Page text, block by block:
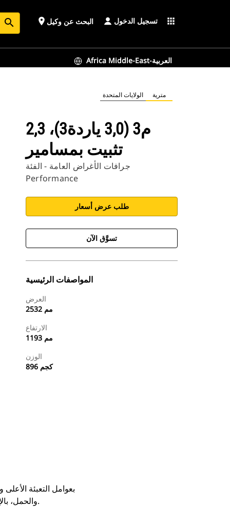
search place البحث عن وكيل تسجيل الدخول apps
Africa Middle-East-العربية
الولايات المتحدة مترية
2,3 م3 (3,0 ياردة3)،
تثبيت بمسامير
جرافات الأغراض العامة - الفئة
Performance
طلب عرض أسعار
تسوَّق الآن
المواصفات الرئيسية
العرض
2532 مم
الارتفاع
1193 مم
الوزن
896 كجم
والحمل، بالإضافة إلى قدرتها على التدريج، والتسوية، والتفريغ في مجموعة كبيرة ومتنوعة من التطبيقات والمواد.